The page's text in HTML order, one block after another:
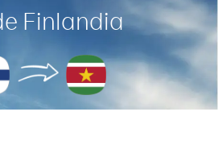
Finlandia